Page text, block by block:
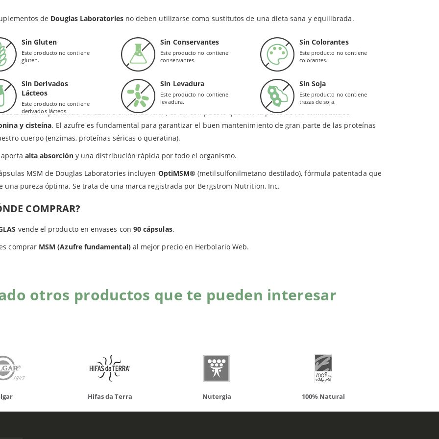
el funcionamiento detejido conjuntivo y articulacionesen general.
parte, las cápsulas diseñadas por Laboratorios Douglas también son ideal para favorecer elsistema hepático
y el cuidado depiel y cabello
en cápsulas se metaboliza muy fácilmente en el organismo.
FUNDAMENTAL
destacar la importancia del azufre en la nutrición, es un compuesto que forma parte de los aminoácidos
y cisteína. El azufre es fundamental para garantizar el buen mantenimiento de gran parte de las proteínas
cuerpo (enzimas, proteínas séricas o queratina).
aporta alta absorcióny una distribución rápida por todo el organismo.
MSM de Douglas Laboratories incluyen OptiMSM® (metilsulfonilmetano destilado), fórmula patentada que
una pureza óptima. Se trata de una marca registrada por Bergstrom Nutrition, Inc.
COMPRAR?
vende el producto en envases con 90 cápsulas.
comprar MSM (Azufre fundamental) al mejor precio en Herbolario Web.
de Douglas Laboratoriesno deben utilizarse como sustitutos de una dieta sana y equilibrada.
Sin Gluten
Este producto no contiene
gluten.
Sin Conservantes
Este producto no contiene
conservantes.
Sin Colorantes
Este producto no contiene
colorantes.
Sin Derivados
Lácteos
Este producto no contiene
derivados lácteos.
Sin Levadura
Este producto no contiene
levadura.
Sin Soja
Este producto no contiene
trazas de soja.
Productos relacionados
otros productos que te pueden interesar
Terra Nutergia 100% Natural Solaray